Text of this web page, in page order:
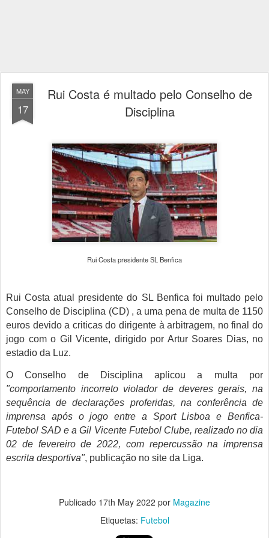
MAY
17
Rui Costa é multado pelo Conselho de
Disciplina
Rui Costa presidente SL Benfica
Rui Costa atual presidente do SL Benfica foi multado pelo
Conselho de Disciplina (CD) , a uma pena de multa de 1150
euros devido a criticas do dirigente à arbitragem, no final do
jogo com o Gil Vicente, dirigido por Artur Soares Dias, no
estadio da Luz.
O Conselho de Disciplina aplicou a multa por
"comportamento incorreto violador de deveres gerais, na
sequência de declarações proferidas, na conferência de
imprensa após o jogo entre a Sport Lisboa e Benfica-
Futebol SAD e a Gil Vicente Futebol Clube, realizado no dia
02 de fevereiro de 2022, com repercussão na imprensa
escrita desportiva", publicação no site da Liga.
Publicado 17th May 2022 por Magazine
Etiquetas: Futebol